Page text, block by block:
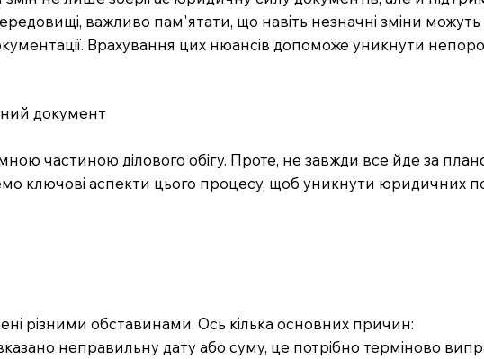
важливо пам'ятати, що навіть незначні зміни
Врахування цих нюансів допоможе уникнути
документ
частиною ділового обігу. Проте, не завжди все йде за
ключові аспекти цього процесу, щоб уникнути юридичних
різними обставинами. Ось кілька основних причин:
неправильну дату або суму, це потрібно терміново